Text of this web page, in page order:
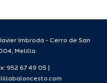
2026/27
Imbroda - Cerro de San
Melilla
952 67 49 05 |